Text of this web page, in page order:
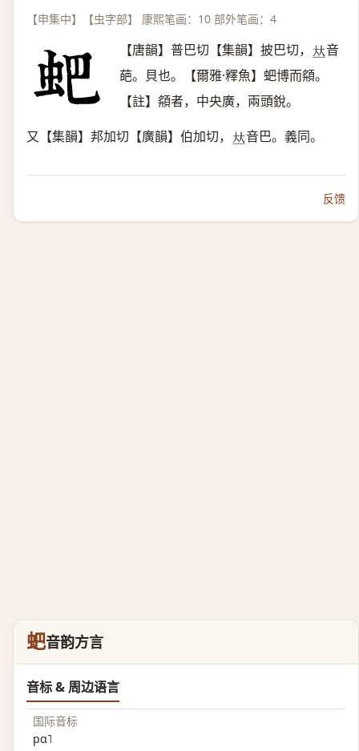
【申集中】【虫字部】 康熙笔画：10 部外笔画：4
【唐韻】普巴切【集韻】披巴切， 𠀤音
葩。貝也。【爾雅·釋魚】蚆博而頯。
【註】頯者，中央廣，兩頭銳。
又【集韻】邦加切【廣韻】伯加切， 𠀤音巴。義同。
反馈
蚆音韵方言
音标 & 周边语言
国际音标
pɑ˥